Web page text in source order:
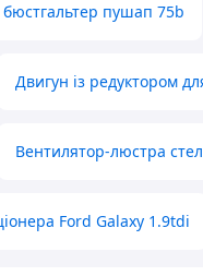
бюстгальтер пушап 75b
Двигун із редуктором
Вентилятор-люстра
Ford Galaxy 1.9tdi